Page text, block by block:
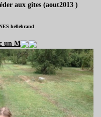
aux gites (aout2013 )
hellebrand
un M